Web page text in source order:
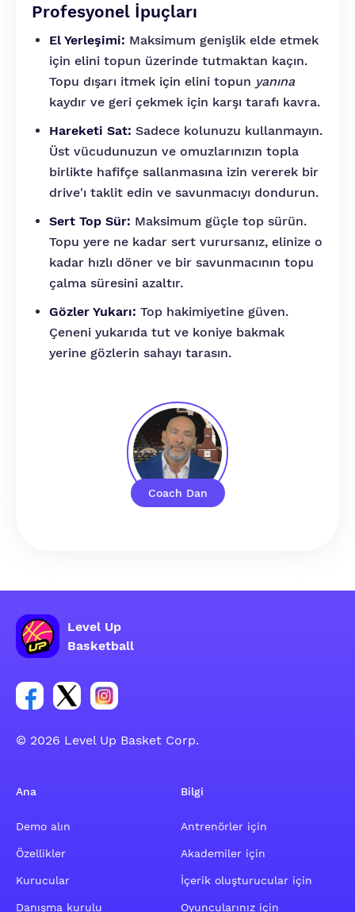
Coach Dan
Profesyonel İpuçları
El Yerleşimi: Maksimum genişlik elde etmek
için elini topun üzerinde tutmaktan kaçın.
Topu dışarı itmek için elini topun yanına
kaydır ve geri çekmek için karşı tarafı kavra.
Hareketi Sat: Sadece kolunuzu kullanmayın.
Üst vücudunuzun ve omuzlarınızın topla
birlikte hafifçe sallanmasına izin vererek bir
drive'ı taklit edin ve savunmacıyı dondurun.
Sert Top Sür: Maksimum güçle top sürün.
Topu yere ne kadar sert vurursanız, elinize o
kadar hızlı döner ve bir savunmacının topu
çalma süresini azaltır.
Gözler Yukarı: Top hakimiyetine güven.
Çeneni yukarıda tut ve koniye bakmak
yerine gözlerin sahayı tarasın.
Level Up
Basketball
Facebook hesabı sosyal grubu linki
Twitter hesabı sosyal grubu linki
Instagram hesabı sosyal grubu linki
© 2026 Level Up Basket Corp.
Ana
Demo alın
Özellikler
Kurucular
Danışma kurulu
Bilgi
Antrenörler için
Akademiler için
İçerik oluşturucular için
Oyuncularınız için